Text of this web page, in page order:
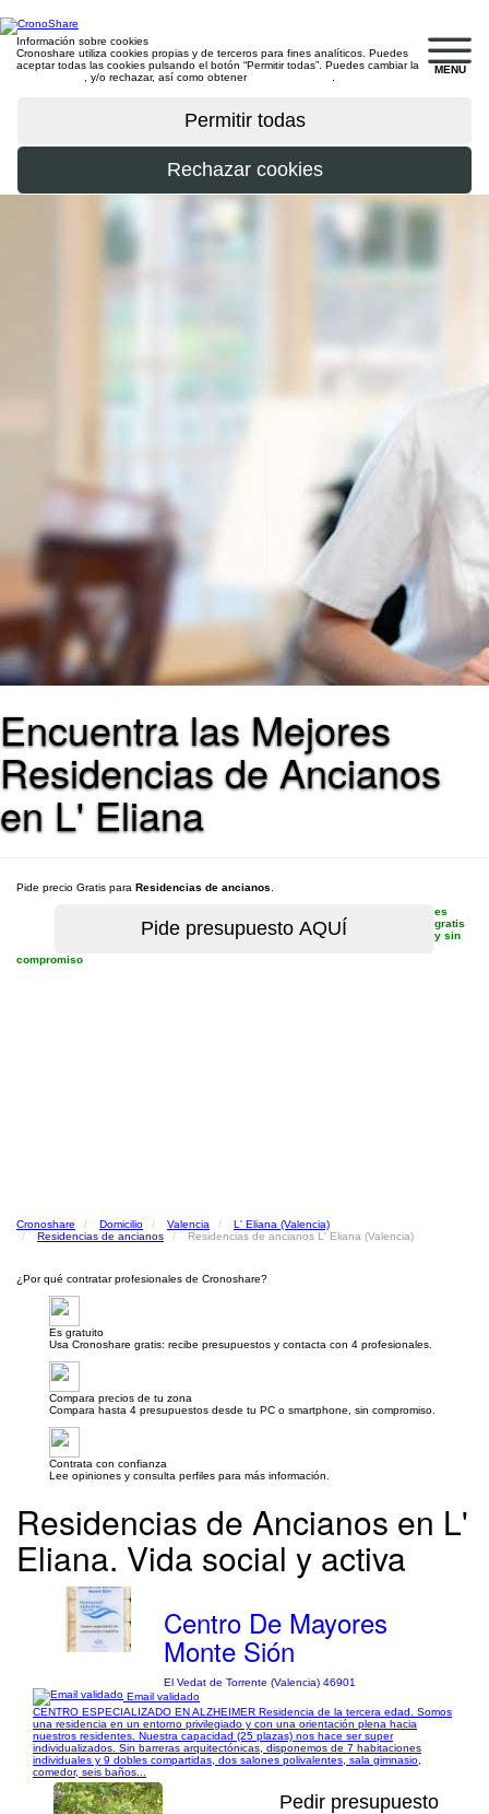
MENU
Información sobre cookies
Cronoshare utiliza cookies propias y de terceros para fines analíticos. Puedes
aceptar todas las cookies pulsando el botón “Permitir todas”. Puedes cambiar la
, y/o rechazar, así como obtener
Encuentra las Mejores
Residencias de Ancianos
en L' Eliana
Pide precio Gratis para Residencias de ancianos
es
gratis
y sin
compromiso
Cronoshare Domicilio Valencia
L' Eliana (Valencia)
Residencias de ancianos
Residencias de ancianos L' Eliana (Valencia)
¿Por qué contratar profesionales de Cronoshare?
Es gratuito
Usa Cronoshare gratis: recibe presupuestos y contacta con 4 profesionales.
Compara precios de tu zona
Compara hasta 4 presupuestos desde tu PC o smartphone, sin compromiso.
Contrata con confianza
Lee opiniones y consulta perfiles para más información.
Residencias de Ancianos en L'
Eliana. Vida social y activa
Centro De Mayores
Monte Sión
El Vedat de Torrente (Valencia) 46901
Email validado
CENTRO ESPECIALIZADO EN ALZHEIMER Residencia de la tercera edad. Somos
una residencia en un entorno privilegiado y con una orientación plena hacia
nuestros residentes. Nuestra capacidad (25 plazas) nos hace ser super
individualizados. Sin barreras arquitectónicas, disponemos de 7 habitaciones
individuales y 9 dobles compartidas, dos salones polivalentes, sala gimnasio,
comedor, seis baños...
Pedir presupuesto